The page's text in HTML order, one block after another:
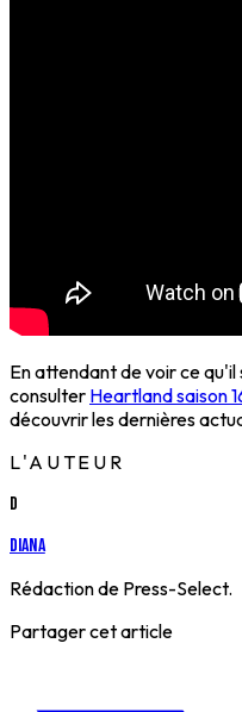
En attendant de voir ce qu'il
consulter Heartland saison
découvrir les dernières
L'AUTEUR
D
Diana
Rédaction de Press-Select.
Partager cet article